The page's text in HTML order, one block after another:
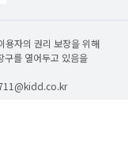
용자의 권리 보장을 위해
구를 열어두고 있음을